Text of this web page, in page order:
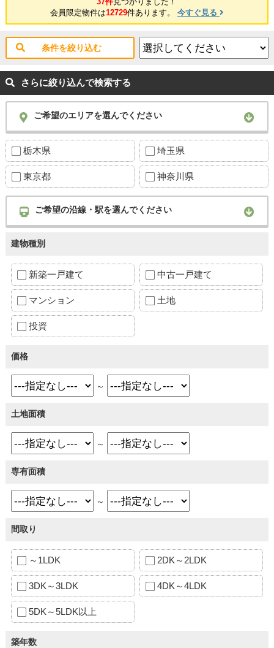
会員限定物件は12729件あります。 今すぐ見る
条件を絞り込む
さらに絞り込んで検索する
ご希望のエリアを選んでください
栃木県 埼玉県
東京都 神奈川県
ご希望の沿線・駅を選んでください
建物種別
新築一戸建て 中古一戸建て
マンション 土地
投資
価格
～
土地面積
～
専有面積
～
間取り
～1LDK 2DK～2LDK
3DK～3LDK 4DK～4LDK
5DK～5LDK以上
築年数